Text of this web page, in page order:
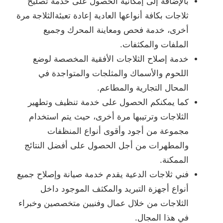
ثلاجات بكافة أنواعها العادية إعادة تعبئةالثلاجة مرة
أخرى، خدمة فحص ومعاينة المحرك وجميع
الملفات والمكثفات.
خدمة إصلاح الثلاجات الأفقية المخصصة لوضع
اللحوم والأسماك والمثلجات والمتواجدة في
المحال التجارية والمطاعم.
كما يمكنكم الحصول على خدمة تنظيف وتطهير
الثلاجات وترتيبها مرة أخرى، حيث يتم استخدام
مجموعة من أجود وأقوى أنواع المنظفات
والمطهرات من أجل الحصول على أفضل النتائج
الممكنة.
فني ثلاجات الدعية يقدم خدمة صيانة وإصلاح جميع
أنواع أجهزة التبريد والمكثف الموجود داخل
الثلاجات من خلال عمال وفنيين متخصصين وخبراء
في هذا المجال.